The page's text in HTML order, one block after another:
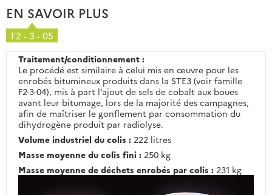
EN SAVOIR PLUS
F2 - 3 - 05
Traitement/conditionnement :
Le procédé est similaire à celui mis en œuvre pour les
enrobés bitumineux produits dans la STE3 (voir famille
F2-3-04), mis à part l’ajout de sels de cobalt aux boues
avant leur bitumage, lors de la majorité des campagnes,
afin de maîtriser le gonflement par consommation du
dihydrogène produit par radiolyse.
Volume industriel du colis :222 litres
Masse moyenne du colis fini :250 kg
Masse moyenne de déchets enrobés par colis :231 kg